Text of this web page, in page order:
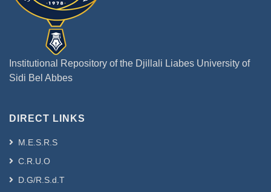
Institutional Repository of the Djillali Liabes University of
Sidi Bel Abbes
DIRECT LINKS
M.E.S.R.S
C.R.U.O
D.G/R.S.d.T